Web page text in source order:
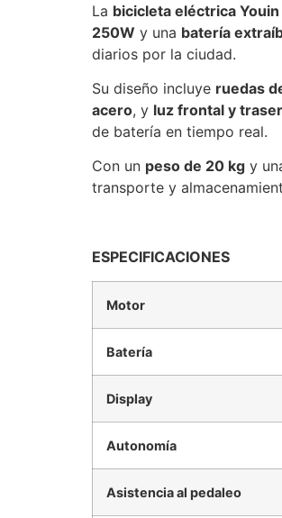
La bicicleta eléctrica
250W y una batería
diarios por la ciudad.
Su diseño incluye ruedas
acero, y luz frontal y
de batería en tiempo real.
Con un peso de 20 kg y
transporte y
ESPECIFICACIONES
Motor
Batería
Display
Autonomía
Asistencia al pedaleo